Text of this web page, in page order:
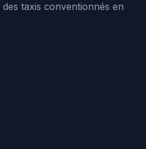
taxis conventionnés en